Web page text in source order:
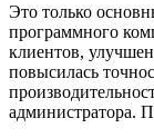
Это только
программного
клиентов,
повысилась
администратора.